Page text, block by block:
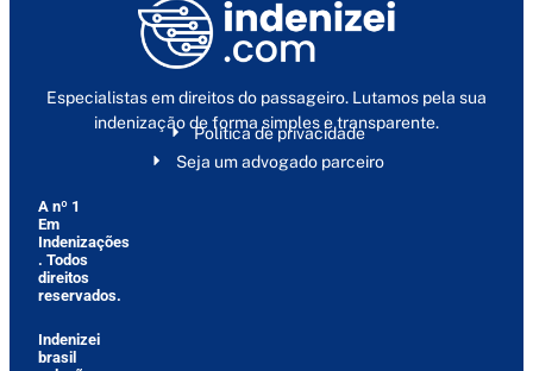
Especialistas em direitos do passageiro. Lutamos pela sua
indenização de forma simples e transparente.
Política de privacidade
Seja um advogado parceiro
A nº 1
Em
Indenizações
. Todos
direitos
reservados.
Indenizei
brasil